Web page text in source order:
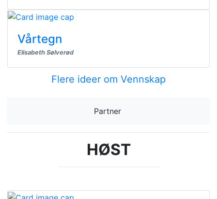
Vårtegn
Elisabeth Sølverød
Flere ideer om Vennskap
Partner
HØST